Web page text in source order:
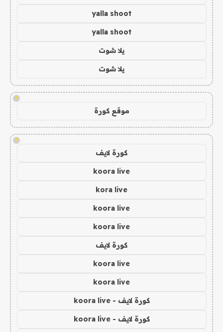
yalla shoot
yalla shoot
يلا شوت
يلا شوت
!
موقع كورة
!
كورة لايف
koora live
kora live
koora live
koora live
كورة لايف
koora live
koora live
كورة لايف - koora live
كورة لايف - koora live